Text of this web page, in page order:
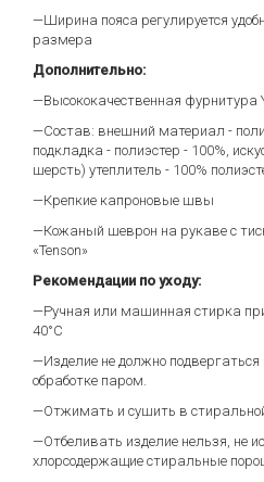
—Ширина пояса регулируется
размера
Дополнительно:
—Высококачественная фурнитура
—Состав: внешний материал -
подкладка - полиэстер - 100%,
шерсть) утеплитель - 100%
—Крепкие капроновые швы
—Кожаный шеврон на рукаве с
«Tenson»
Рекомендации по уходу:
—Ручная или машинная стирка
40°C
—Изделие не должно
обработке паром.
—Отжимать и сушить в
—Отбеливать изделие нельзя, не
хлорсодержащие стиральные